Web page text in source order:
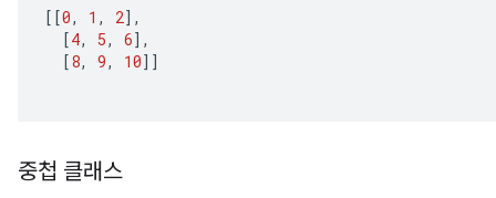
[[0, 1 , 2] ,
[4, 5, 6] ,
[8, 9, 10]]
중첩 클래스